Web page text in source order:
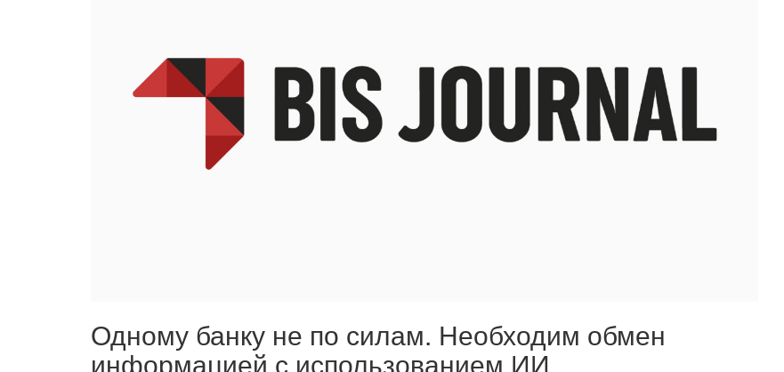
Одному банку не по силам. Необходим обмен
информацией с использованием ИИ